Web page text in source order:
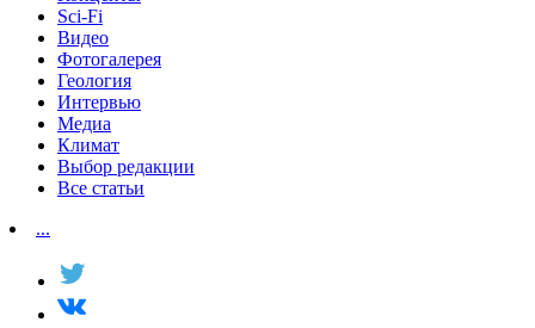
Sci-Fi
Видео
Фотогалерея
Геология
Интервью
Медиа
Климат
Выбор редакции
Все статьи
...